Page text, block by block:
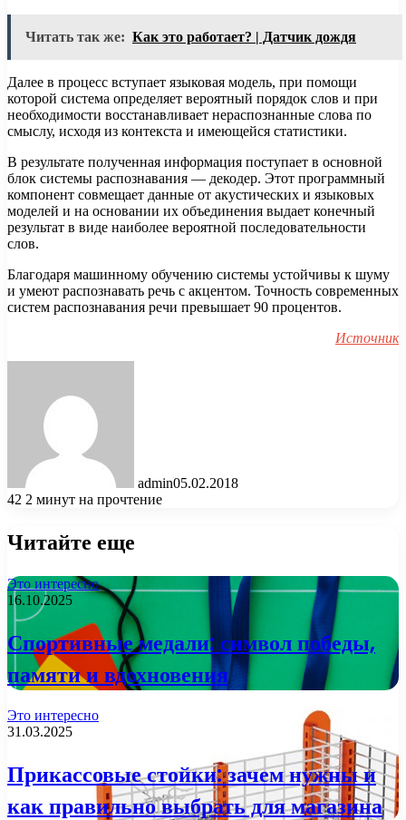
Читать так же: Как это работает? | Датчик дождя
Далее в процесс вступает языковая модель, при помощи
которой система определяет вероятный порядок слов и при
необходимости восстанавливает нераспознанные слова по
смыслу, исходя из контекста и имеющейся статистики.
В результате полученная информация поступает в основной
блок системы распознавания — декодер. Этот программный
компонент совмещает данные от акустических и языковых
моделей и на основании их объединения выдает конечный
результат в виде наиболее вероятной последовательности
слов.
Благодаря машинному обучению системы устойчивы к шуму
и умеют распознавать речь с акцентом. Точность современных
систем распознавания речи превышает 90 процентов.
Источник
admin05.02.2018
42 2 минут на прочтение
Читайте еще
Это интересно
16.10.2025
Спортивные медали: символ победы,
памяти и вдохновения
Это интересно
31.03.2025
Прикассовые стойки: зачем нужны и
как правильно выбрать для магазина